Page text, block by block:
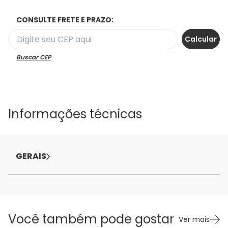
CONSULTE FRETE E PRAZO:
Buscar CEP
Informações técnicas
GERAIS
Você também pode gostar Ver mais